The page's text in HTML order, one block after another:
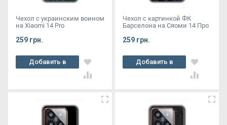
Чехол с украинским воином
на Xiaomi 14 Pro
259 грн.
Добавить в
корзину
Чехол с картинкой ФК
Барселона на Сяоми 14 Про
259 грн.
Добавить в
корзину